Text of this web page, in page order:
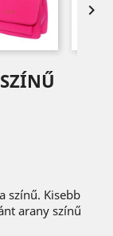

színű. Kisebb
arany színű